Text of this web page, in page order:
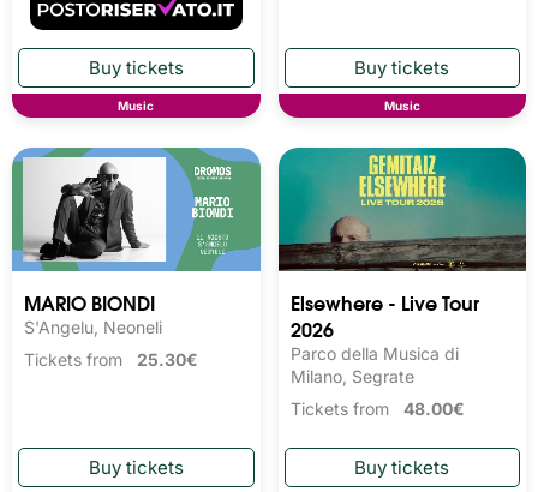
Music Music
MARIO BIONDI
S'Angelu, Neoneli
Tickets from 25.30€
Elsewhere - Live Tour
2026
Parco della Musica di
Milano, Segrate
Tickets from 48.00€